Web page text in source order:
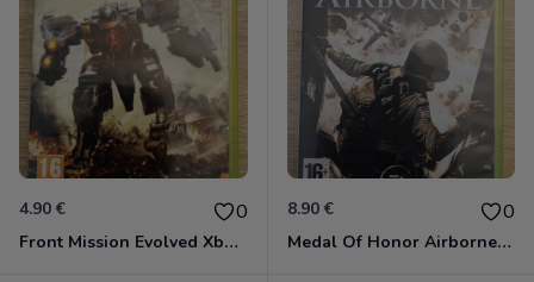
4.90 € 0
Front Mission Evolved Xbox 360
8.90 € 0
Medal Of Honor Airborne Xbox 360